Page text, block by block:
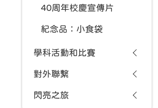
40周年校慶宣傳片
紀念品：小食袋
學科活動和比賽
對外聯繫
閃亮之旅